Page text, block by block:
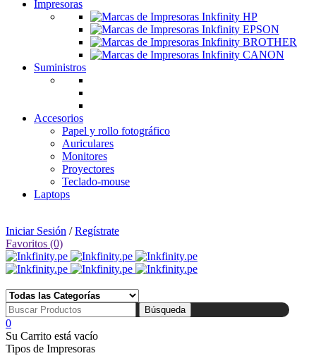
Impresoras
Suministros
Accesorios
Papel y rollo fotográfico
Auriculares
Monitores
Proyectores
Teclado-mouse
Laptops
Iniciar Sesión /Regístrate
Favoritos (0)
0
Su Carrito está vacío
Tipos de Impresoras